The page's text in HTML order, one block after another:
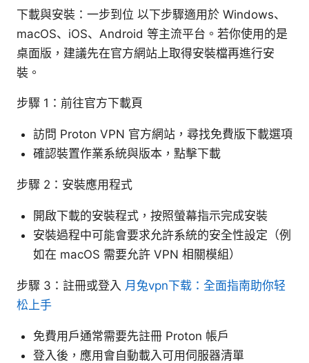
下載與安裝：一步到位 以下步驟適用於 Windows、
macOS、iOS、Android 等主流平台。若你使用的是
桌面版，建議先在官方網站上取得安裝檔再進行安
裝。
步驟 1：前往官方下載頁
訪問 Proton VPN 官方網站，尋找免費版下載選項
確認裝置作業系統與版本，點擊下載
步驟 2：安裝應用程式
開啟下載的安裝程式，按照螢幕指示完成安裝
安裝過程中可能會要求允許系統的安全性設定（例
如在 macOS 需要允許 VPN 相關模組）
步驟 3：註冊或登入 月兔vpn下载：全面指南助你轻
松上手
免費用戶通常需要先註冊 Proton 帳戶
登入後，應用會自動載入可用伺服器清單